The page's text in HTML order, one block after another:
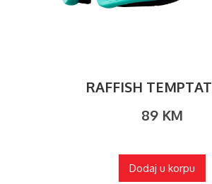
RAFFISH
89 KM
Dodaj u korpu